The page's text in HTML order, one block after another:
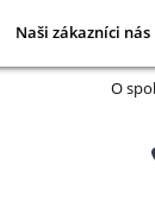
Naši zákazníci
O
Naši zákazníci